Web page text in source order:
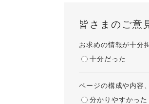
皆さまのご意
お求めの情報が十分
十分だった
ページの構成や内容
分かりやすかった